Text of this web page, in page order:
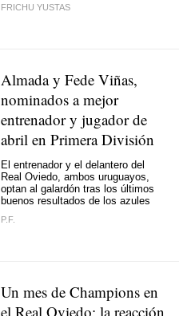
FRICHU YUSTAS
Almada y Fede Viñas,
nominados a mejor
entrenador y jugador de
abril en Primera División
El entrenador y el delantero del
Real Oviedo, ambos uruguayos,
optan al galardón tras los últimos
buenos resultados de los azules
P.F.
Un mes de Champions en
el Real Oviedo: la reacción